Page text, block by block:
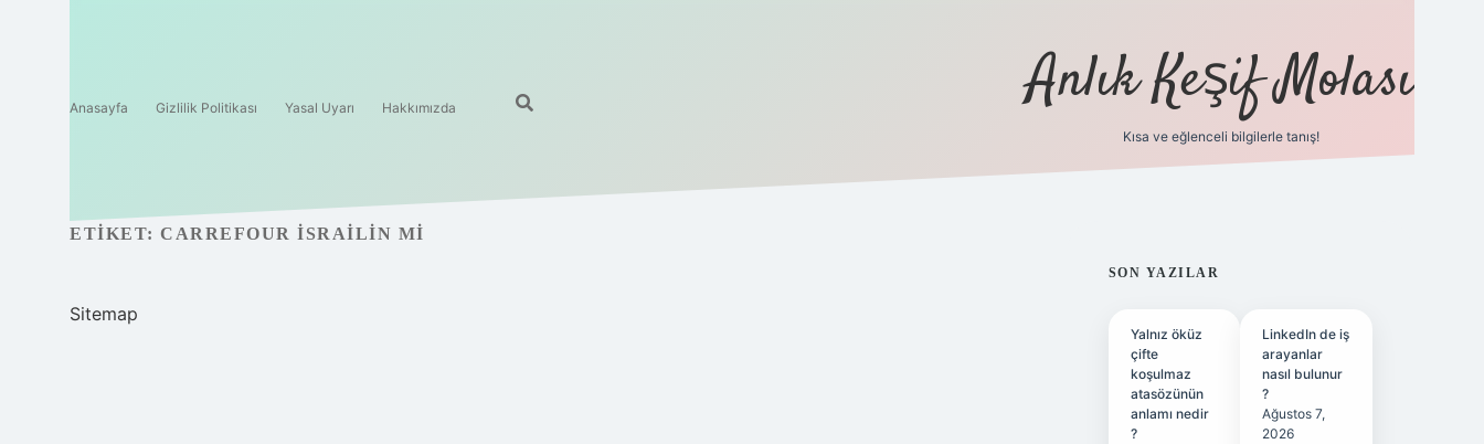
Anasayfa Gizlilik Politikası Yasal Uyarı Hakkımızda Anlık Keşif Molası
Kısa ve eğlenceli bilgilerle tanış!
ETIKET: CARREFOUR İSRAILIN MI
Sitemap
SIDEBAR
SON YAZILAR
Yalnız öküz
çifte
koşulmaz
atasözünün
anlamı nedir
?
LinkedIn de iş
arayanlar
nasıl bulunur
?
Ağustos 7,
2026